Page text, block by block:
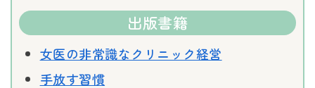
出版書籍
女医の非常識なクリニック経営
手放す習慣